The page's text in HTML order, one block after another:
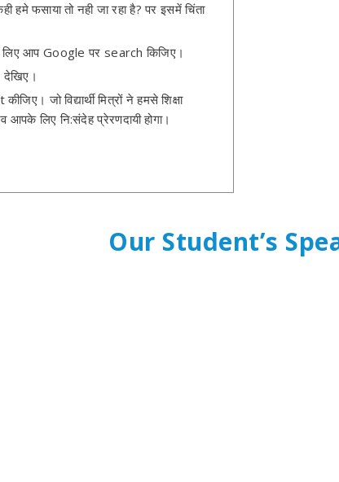
हमे फसाया तो नही जा रहा है? पर इसमें चिंता
लिए आप Google पर search किजिए।
जो विद्यार्थी मित्रों ने हमसे शिक्षा
लिए नि:संदेह प्रेरणदायी होगा।
Our Student’s